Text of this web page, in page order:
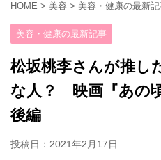
HOME > 美容 > 美容・健康の最新
美容・健康の最新記事
松坂桃李さんが推し
な人？ 映画『あの
後編
投稿日： 2021年2月17日